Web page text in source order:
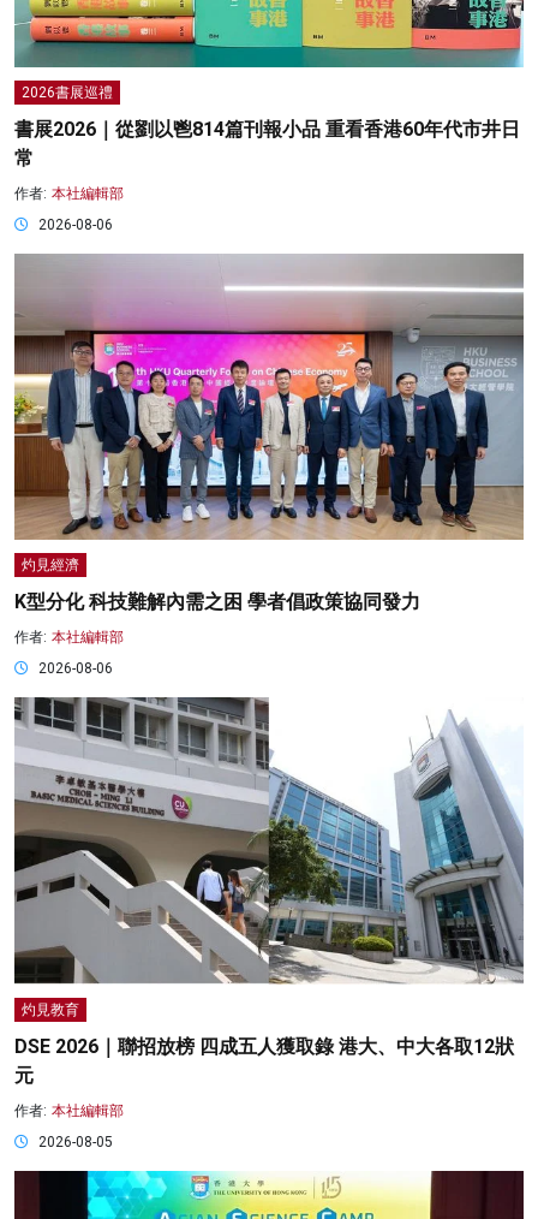
2026書展巡禮
書展2026｜從劉以鬯814篇刊報小品 重看香港60年代市井日
常
作者: 本社編輯部
2026-08-06
灼見經濟
K型分化 科技難解內需之困 學者倡政策協同發力
作者: 本社編輯部
2026-08-06
灼見教育
DSE 2026｜聯招放榜 四成五人獲取錄 港大、中大各取12狀
元
作者: 本社編輯部
2026-08-05